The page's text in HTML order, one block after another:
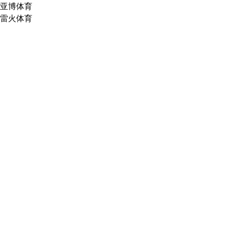
亚博体育
雷火体育